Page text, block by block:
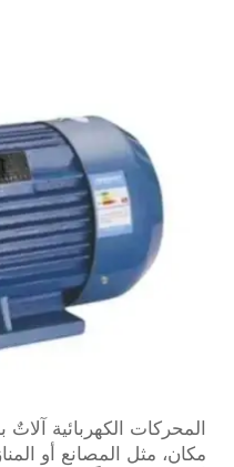
المحركات الكهربائية آلاتٌ
مكان، مثل المصانع أو